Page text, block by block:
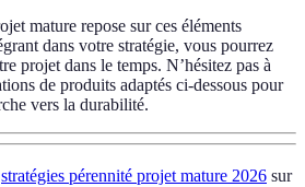
mature repose sur ces éléments
dans votre stratégie, vous pourrez
projet dans le temps. N’hésitez pas à
de produits adaptés ci-dessous pour
vers la durabilité.
stratégies pérennité projet mature 2026 sur